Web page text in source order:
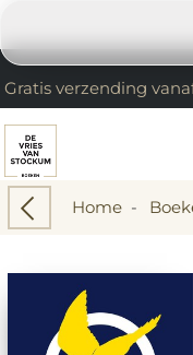
Gratis verzending
Home-